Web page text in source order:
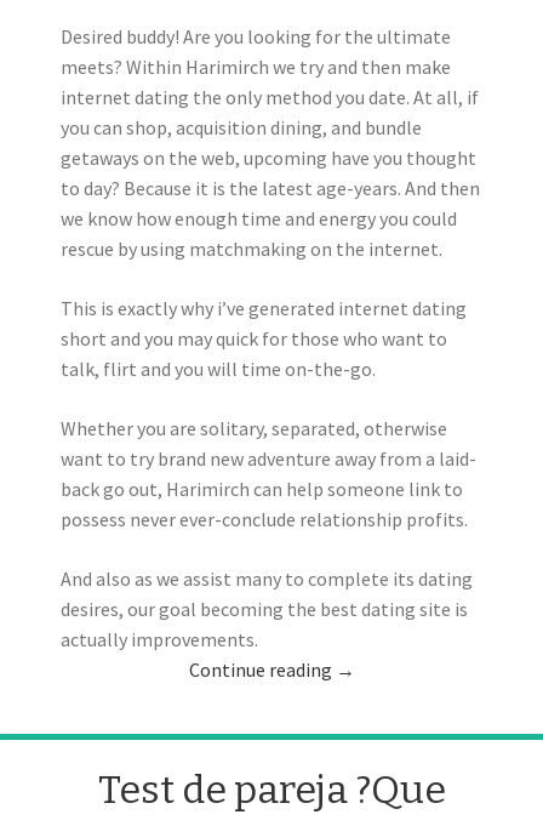
Desired buddy! Are you looking for the ultimate
meets? Within Harimirch we try and then make
internet dating the only method you date. At all, if
you can shop, acquisition dining, and bundle
getaways on the web, upcoming have you thought
to day? Because it is the latest age-years. And then
we know how enough time and energy you could
rescue by using matchmaking on the internet.
This is exactly why i’ve generated internet dating
short and you may quick for those who want to
talk, flirt and you will time on-the-go.
Whether you are solitary, separated, otherwise
want to try brand new adventure away from a laid-
back go out, Harimirch can help someone link to
possess never ever-conclude relationship profits.
And also as we assist many to complete its dating
desires, our goal becoming the best dating site is
actually improvements.
Continue reading →
Test de pareja ?Que